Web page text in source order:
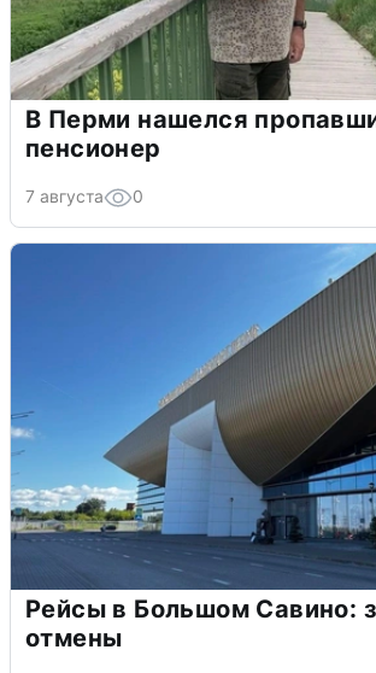
В Перми нашелся
пенсионер
7 августа 0
Рейсы в Большом Савино:
отмены